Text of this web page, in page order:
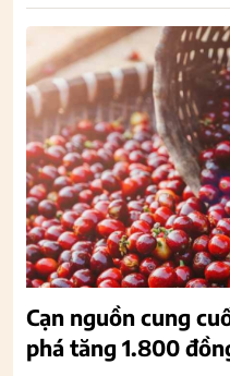
Cạn nguồn cung
phá tăng 1.800